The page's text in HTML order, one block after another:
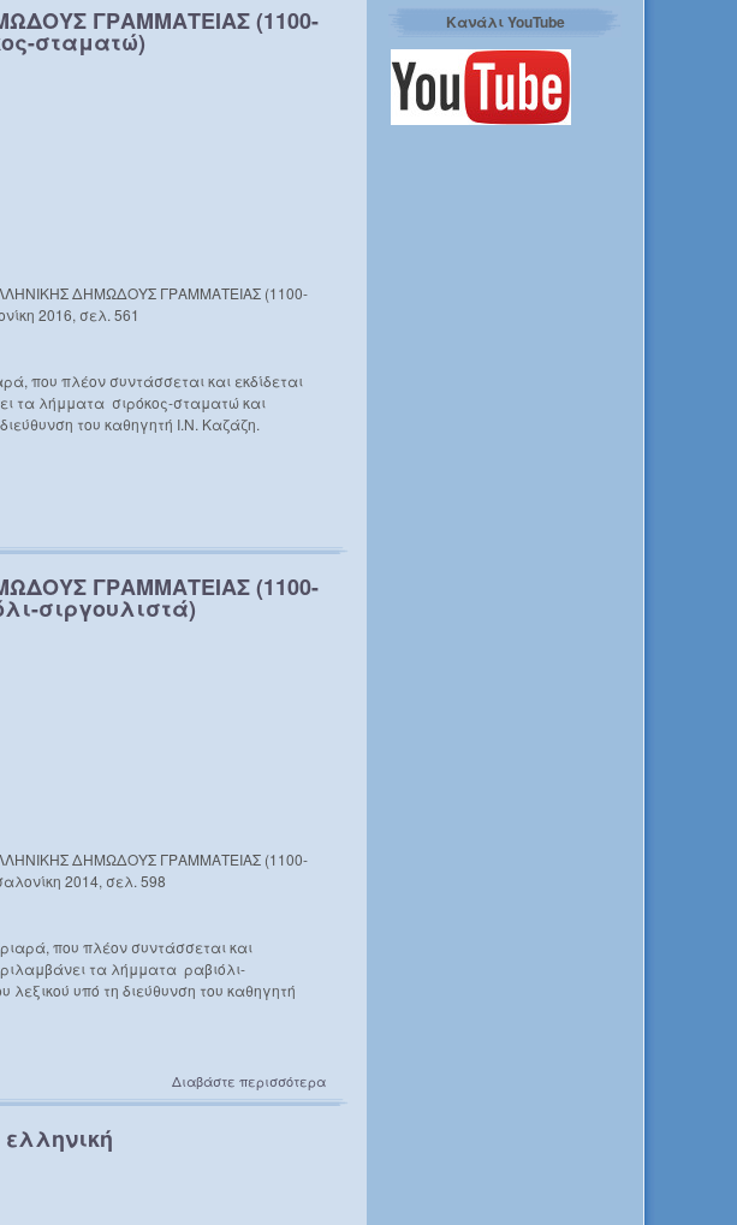
ΓΡΑΜΜΑΤΕΙΑΣ (1100-
σταματώ)
ΔΗΜΩΔΟΥΣ ΓΡΑΜΜΑΤΕΙΑΣ (1100-
2016, σελ. 561
που πλέον συντάσσεται και εκδίδεται
τα λήμματα σιρόκος-σταματώ και
του καθηγητή Ι.Ν. Καζάζη.
ΓΡΑΜΜΑΤΕΙΑΣ (1100-
σιργουλιστά)
ΔΗΜΩΔΟΥΣ ΓΡΑΜΜΑΤΕΙΑΣ (1100-
2014, σελ. 598
που πλέον συντάσσεται και
τα λήμματα ραβιόλι-
υπό τη διεύθυνση του καθηγητή
Διαβάστε περισσότερα
Κανάλι YouTube